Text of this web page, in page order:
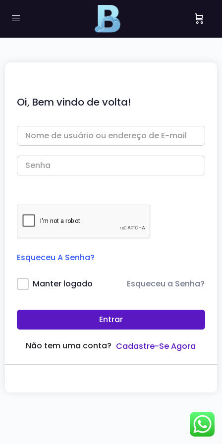
Oi, Bem vindo de volta!
Esqueceu A Senha?
Manter logado Esqueceu a Senha?
Entrar
Não tem uma conta? Cadastre-Se Agora